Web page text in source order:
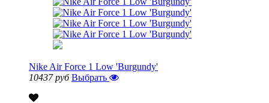
Nike Air Force 1 Low 'Burgundy'
10437 руб Выбрать